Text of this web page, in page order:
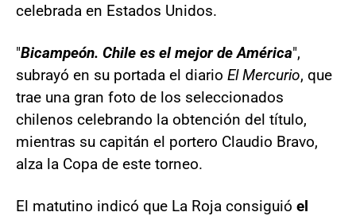
celebrada en Estados Unidos.
"Bicampeón. Chile es el mejor de América",
subrayó en su portada el diario El Mercurio, que
trae una gran foto de los seleccionados
chilenos celebrando la obtención del título,
mientras su capitán el portero Claudio Bravo,
alza la Copa de este torneo.
El matutino indicó que La Roja consiguió el